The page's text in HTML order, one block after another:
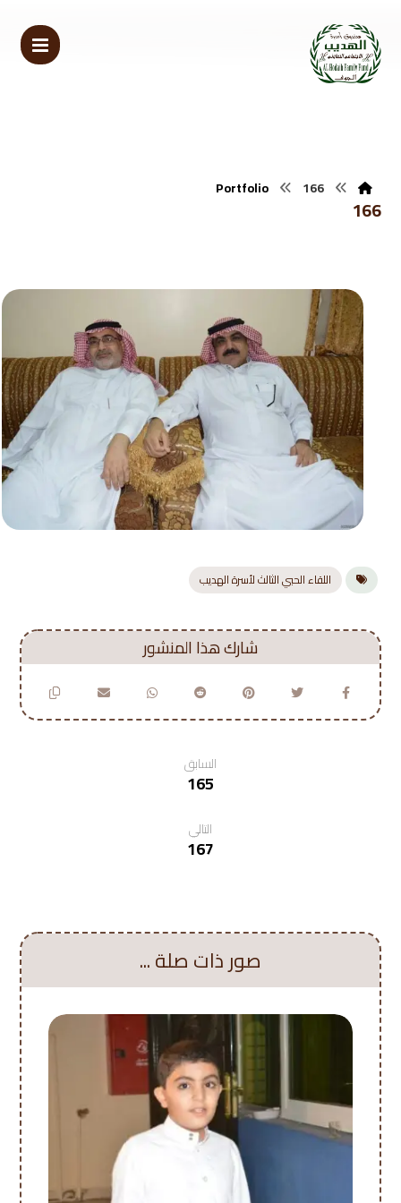
Portfolio 166
166
اللقاء الحبي الثالث لأسرة الهديب
السابق
165
التالي
167
صور ذات صلة ...